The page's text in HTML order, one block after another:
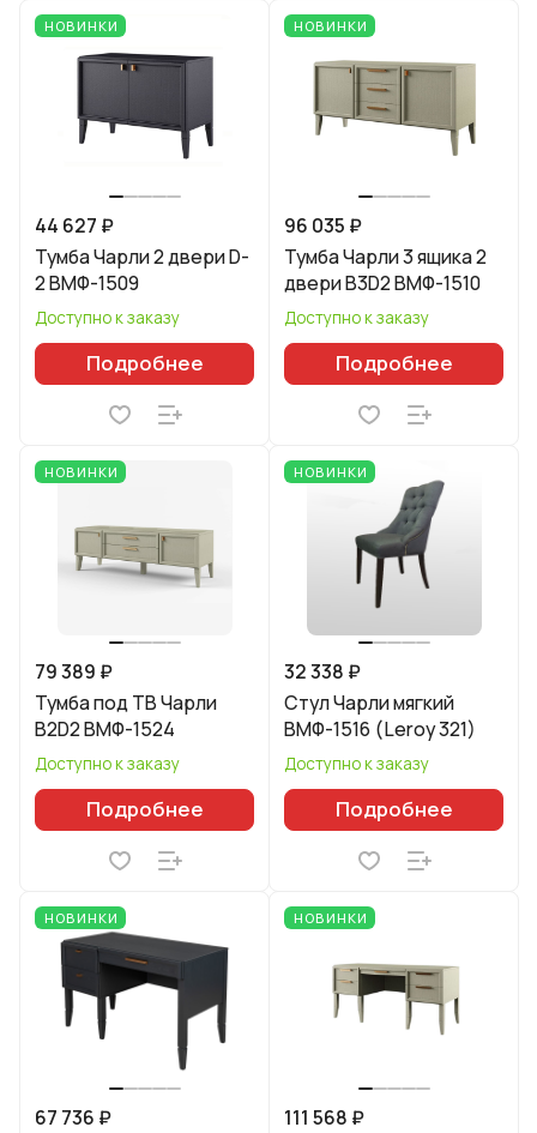
НОВИНКИ
44 627 ₽
Тумба Чарли 2 двери D-
2 ВМФ-1509
Доступно к заказу
Подробнее
НОВИНКИ
96 035 ₽
Тумба Чарли 3 ящика 2
двери B3D2 ВМФ-1510
Доступно к заказу
Подробнее
НОВИНКИ
79 389 ₽
Тумба под ТВ Чарли
B2D2 ВМФ-1524
Доступно к заказу
Подробнее
НОВИНКИ
32 338 ₽
Стул Чарли мягкий
ВМФ-1516 (Leroy 321)
Доступно к заказу
Подробнее
НОВИНКИ
67 736 ₽
НОВИНКИ
111 568 ₽